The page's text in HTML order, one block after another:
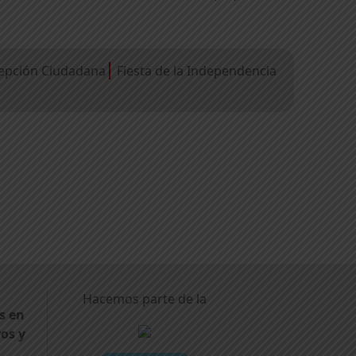
Ciudadana
Fiesta de la Independencia
en
y
Hacemos parte de la